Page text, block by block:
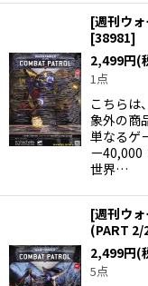
[週刊ウ
[38981]
2,499円(
1点
こちらは
象外の商
単なるゲ
ー40,000
世界…
[週刊ウ
(PART 2/
2,499円(
5点